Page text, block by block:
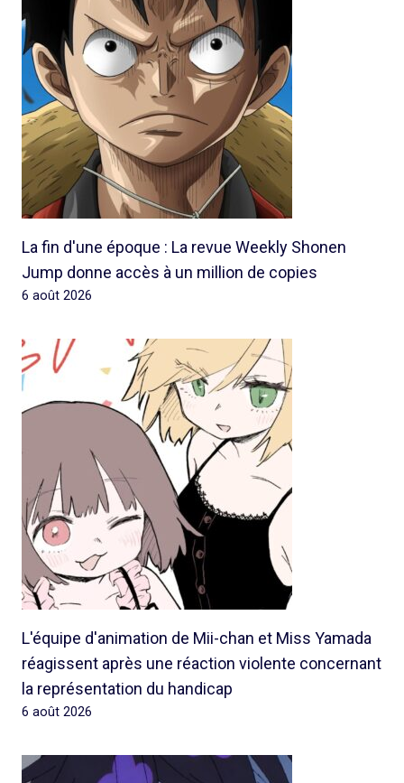
La fin d'une époque : La revue Weekly Shonen
Jump donne accès à un million de copies
6 août 2026
L'équipe d'animation de Mii-chan et Miss Yamada
réagissent après une réaction violente concernant
la représentation du handicap
6 août 2026